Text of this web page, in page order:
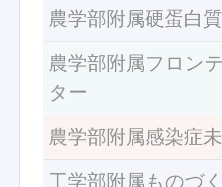
農学部附属硬蛋白
農学部附属フロン
ター
農学部附属感染症
工学部附属ものづ